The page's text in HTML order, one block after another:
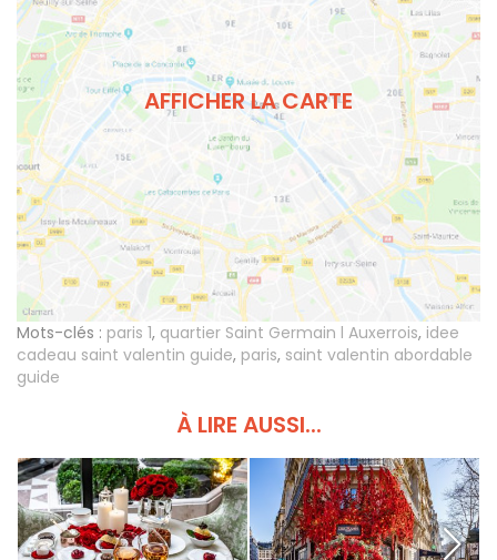
AFFICHER LA CARTE
Mots-clés : paris 1, quartier Saint Germain l Auxerrois, idee
cadeau saint valentin guide, paris, saint valentin abordable
guide
À LIRE AUSSI...